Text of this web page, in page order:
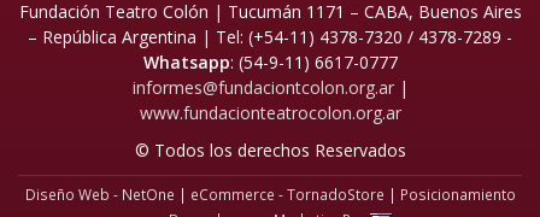
Fundación Teatro Colón | Tucumán 1171 – CABA, Buenos Aires
– República Argentina | Tel: (+54-11) 4378-7320 / 4378-7289 -
Whatsapp: (54-9-11) 6617-0777
informes@fundaciontcolon.org.ar|
www.fundacionteatrocolon.org.ar
© Todos los derechos Reservados
Diseño Web - NetOne | eCommerce - TornadoStore | Posicionamiento